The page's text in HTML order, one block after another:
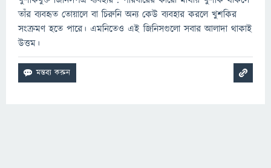
তাঁর ব্যবহৃত তোয়ালে বা চিরুনি অন্য কেউ ব্যবহার করলে খুশকির
সংক্রমণ হতে পারে। এমনিতেও এই জিনিসগুলো সবার আলাদা থাকাই
উত্তম।